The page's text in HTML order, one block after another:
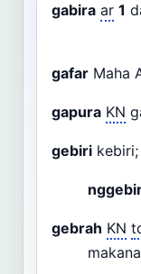
gabira ar 1
gafar Maha
gapura KN
gebiri kebiri;
gebrah KN